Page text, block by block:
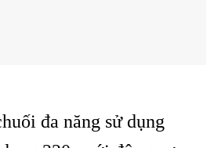
đa năng sử dụng